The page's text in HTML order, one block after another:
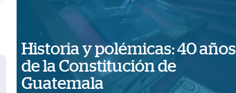
Historia y polémicas: 40 años
de la Constitución de
Guatemala